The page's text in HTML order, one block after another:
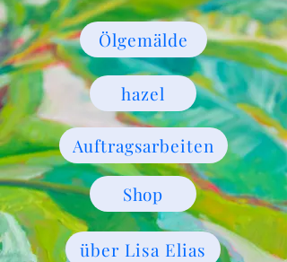
Ölgemälde
hazel
Auftragsarbeiten
Shop
über Lisa Elias